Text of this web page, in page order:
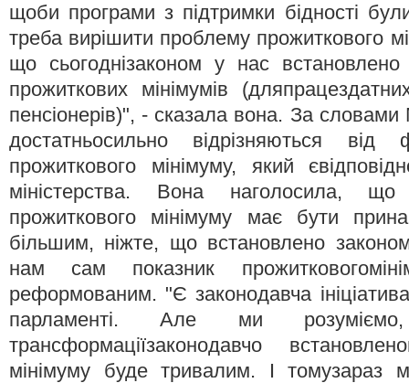
щоби програми з підтримки бідності
треба вирішити проблему прожиткового
що сьогоднізаконом у нас встановлено
прожиткових мінімумів
пенсіонерів)", - сказала вона. За словами
достатньосильно відрізняються від
прожиткового мінімуму, який
міністерства. Вона наголосила, що
прожиткового мінімуму має бути
більшим, ніжте, що встановлено
нам сам показник
реформованим. "Є законодавча
парламенті. Але ми
трансформаціїзаконодавчо
мінімуму буде тривалим. І томузараз